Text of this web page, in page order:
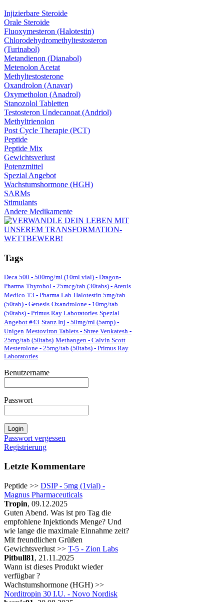
Injizierbare Steroide
Orale Steroide
Fluoxymesteron (Halotestin)
Chlorodehydromethyltestosteron
(Turinabol)
Metandienon (Dianabol)
Metenolon Acetat
Methyltestosterone
Oxandrolon (Anavar)
Oxymetholon (Anadrol)
Stanozolol Tabletten
Testosteron Undecanoat (Andriol)
Methyltrienolon
Post Cycle Therapie (PCT)
Peptide
Peptide Mix
Gewichtsverlust
Potenzmittel
Spezial Angebot
Wachstumshormone (HGH)
SARMs
Stimulants
Andere Medikamente
Tags
Deca 500 - 500mg/ml (10ml vial) - Dragon-
Pharma Thyrobol - 25mcg/tab (30tabs) - Arenis
Medico T3 - Pharma Lab Halotestin 5mg/tab.
(50tab) - Genesis Oxandrolone - 10mg/tab
(50tabs) - Primus Ray Laboratories Spezial
Angebot #43 Stanz Inj - 50mg/ml (5amp) -
Unigen Mestoviron Tablets - Shree Venkatesh -
25mg/tab (50tabs) Methangen - Calvin Scott
Mesterolone - 25mg/tab (50tabs) - Primus Ray
Laboratories
Benutzername
Passwort
Passwort vergessen
Registrierung
Letzte Kommentare
Peptide >> DSIP - 5mg (1vial) -
Magnus Pharmaceuticals
Tropin, 09.12.2025
Guten Abend. Was ist pro Tag die
empfohlene Injektionds Menge? Und
wie lange die maximale Einnahme zeit?
Mit freundlichen Grüßen
Gewichtsverlust >> T-5 - Zion Labs
Pitbull81, 21.11.2025
Wann ist dieses Produkt wieder
verfügbar ?
Wachstumshormone (HGH) >>
Norditropin 30 I.U. - Novo Nordisk